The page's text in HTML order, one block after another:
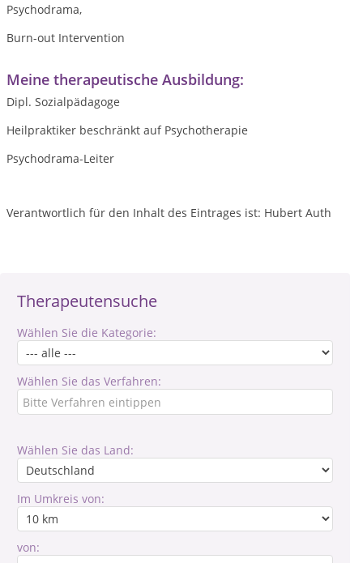
Therapeutensuche
Wählen Sie die Kategorie:
Wählen Sie das Verfahren:
Wählen Sie das Land:
Im Umkreis von:
von:
Psychodrama,
Burn-out Intervention
Meine therapeutische Ausbildung:
Dipl. Sozialpädagoge
Heilpraktiker beschränkt auf Psychotherapie
Psychodrama-Leiter
Verantwortlich für den Inhalt des Eintrages ist: Hubert Auth